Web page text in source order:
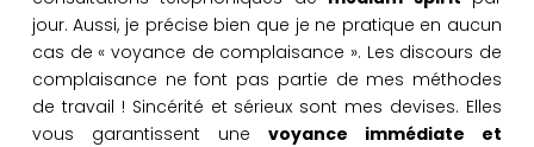
jour. Aussi, je précise bien que je ne pratique en aucun
cas de « voyance de complaisance ». Les discours de
complaisance ne font pas partie de mes méthodes
de travail ! Sincérité et sérieux sont mes devises. Elles
vous garantissent unevoyance immédiate et